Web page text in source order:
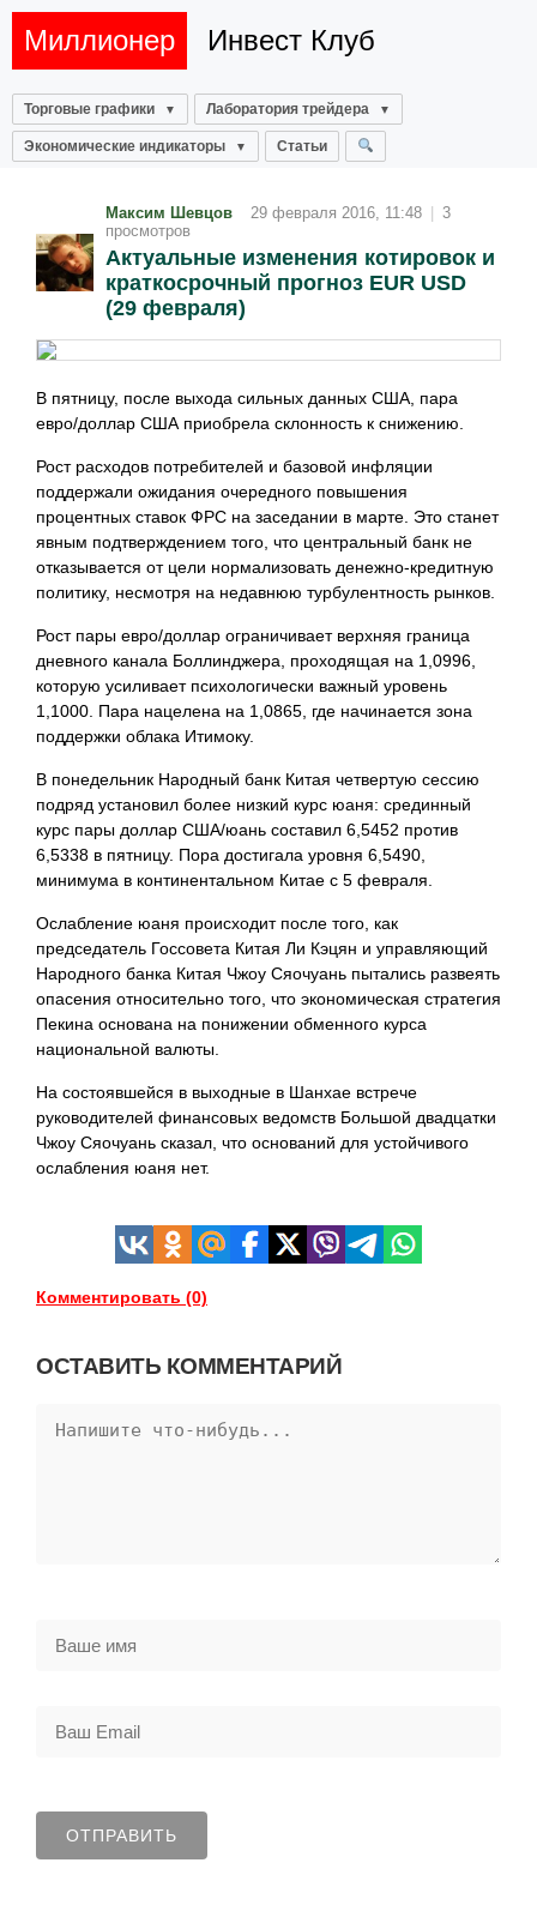
Миллионер Инвест Клуб
Торговые графики Лаборатория трейдера
Экономические индикаторы Статьи
Максим Шевцов 29 февраля 2016, 11:48
3
просмотров
Актуальные изменения котировок и
краткосрочный прогноз EUR USD
(29 февраля)
В пятницу, после выхода сильных данных США, пара
евро/доллар США приобрела склонность к снижению.
Рост расходов потребителей и базовой инфляции
поддержали ожидания очередного повышения
процентных ставок ФРС на заседании в марте. Это станет
явным подтверждением того, что центральный банк не
отказывается от цели нормализовать денежно-кредитную
политику, несмотря на недавнюю турбулентность рынков.
Рост пары евро/доллар ограничивает верхняя граница
дневного канала Боллинджера, проходящая на 1,0996,
которую усиливает психологически важный уровень
1,1000. Пара нацелена на 1,0865, где начинается зона
поддержки облака Итимоку.
В понедельник Народный банк Китая четвертую сессию
подряд установил более низкий курс юаня: срединный
курс пары доллар США/юань составил 6,5452 против
6,5338 в пятницу. Пора достигала уровня 6,5490,
минимума в континентальном Китае с 5 февраля.
Ослабление юаня происходит после того, как
председатель Госсовета Китая Ли Кэцян и управляющий
Народного банка Китая Чжоу Сяочуань пытались развеять
опасения относительно того, что экономическая стратегия
Пекина основана на понижении обменного курса
национальной валюты.
На состоявшейся в выходные в Шанхае встрече
руководителей финансовых ведомств Большой двадцатки
Чжоу Сяочуань сказал, что оснований для устойчивого
ослабления юаня нет.
Комментировать (0)
ОСТАВИТЬ КОММЕНТАРИЙ